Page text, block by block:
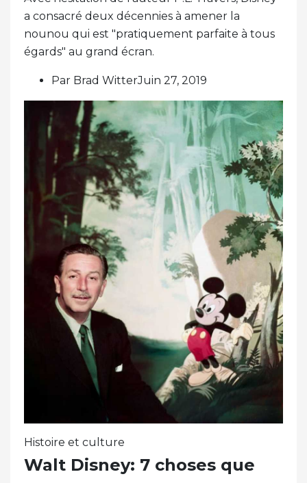
a consacré deux décennies à amener la
nounou qui est "pratiquement parfaite à tous
égards" au grand écran.
Par Brad WitterJuin 27, 2019
Histoire et culture
Walt Disney: 7 choses que